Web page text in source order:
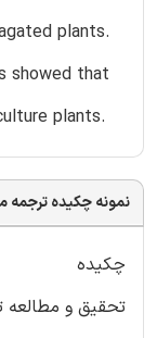
plants.
showed that
plants.
نمونه چکیده ترجمه
چکیده
تحقیق و مطالعه